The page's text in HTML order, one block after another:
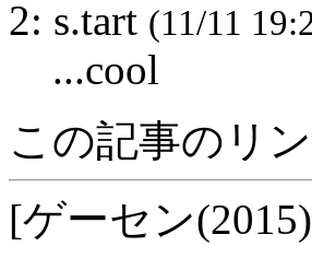
2: s.tart (11/11
...cool
この記事のリ
[ゲーセン